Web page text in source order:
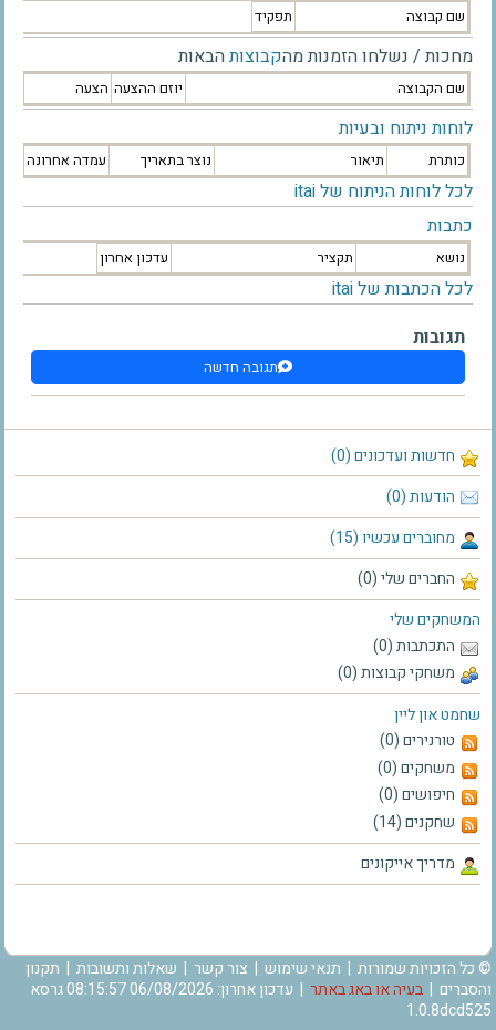
חדשות ועדכונים (0)
הודעות (0)
מחוברים עכשיו (15)
החברים שלי (0)
המשחקים שלי
התכתבות (0)
משחקי קבוצות (0)
שחמט און ליין
טורנירים (0)
משחקים (0)
חיפושים (0)
שחקנים (14)
מדריך אייקונים
שם קבוצה תפקיד
מחכות / נשלחו הזמנות מהקבוצותהבאות
שם הקבוצה יוזם ההצעה הצעה
לוחות ניתוח ובעיות
כותרת תיאור נוצר בתאריך עמדה אחרונה
לכל לוחות הניתוח של itai
כתבות
נושא תקציר עדכון אחרון
לכל הכתבות של itai
תגובות
תגובה חדשה
© כל הזכויות שמורות | תנאי שימוש | צור קשר | שאלות ותשובות | תקנון
והסברים | בעיה או באג באתר
| עדכון אחרון: 06/08/2026 08:15:57 גרסא
1.0.8dcd525